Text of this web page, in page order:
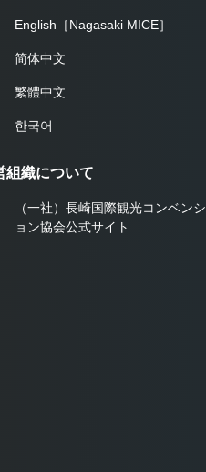
English［Nagasaki MICE］
简体中文
繁體中文
한국어
組織について
（一社）長崎国際観光コンベンシ
ョン協会公式サイト